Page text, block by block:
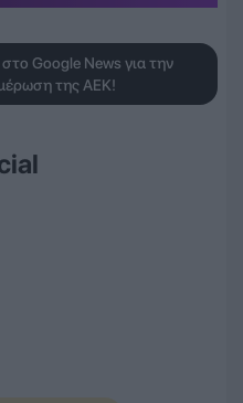
Google News για την
της ΑΕΚ!